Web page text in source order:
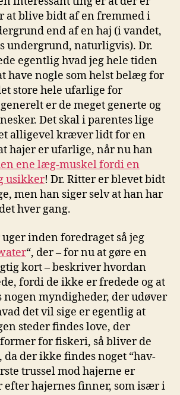
at blive bidt af en fremmed i
end af en haj (i vandet,
undergrund, naturligvis). Dr.
egentlig hvad jeg hele tiden
have nogle som helst belæg for
store hele ufarlige for
er de meget generte og
Det skal i parentes lige
alligevel kræver lidt for en
hajer er ufarlige, når nu han
ene læg-muskel fordi en
usikker! Dr. Ritter er blevet bidt
men han siger selv at han har
hver gang.
inden foredraget så jeg
“, der – for nu at gøre en
kort – beskriver hvordan
fordi de ikke er fredede og at
myndigheder, der udøver
det vil sige er egentlig at
steder findes love, der
for fiskeri, så bliver de
der ikke findes noget “hav-
trussel mod hajerne er
efter hajernes finner, som især i